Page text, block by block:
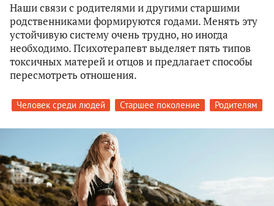
Наши связи с родителями и другими старшими
родственниками формируются годами. Менять эту
устойчивую систему очень трудно, но иногда
необходимо. Психотерапевт выделяет пять типов
токсичных матерей и отцов и предлагает способы
пересмотреть отношения.
Человек среди людей Старшее поколение Родителям